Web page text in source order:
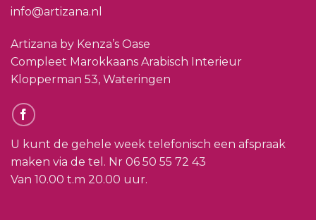
info@artizana.nl
Artizana by Kenza’s Oase
Compleet Marokkaans Arabisch Interieur
Klopperman 53, Wateringen
U kunt de gehele week telefonisch een afspraak
maken via de tel. Nr 06 50 55 72 43
Van 10.00 t.m 20.00 uur.